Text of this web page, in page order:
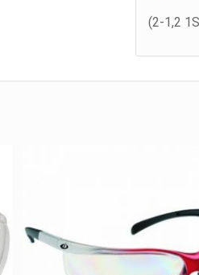
(2-1,2